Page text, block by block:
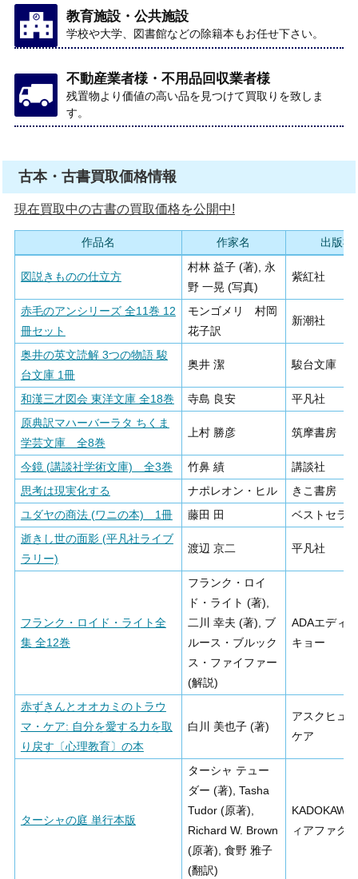
教育施設・公共施設
学校や大学、図書館などの除籍本もお任せ下さい。
不動産業者様・不用品回収業者様
残置物より価値の高い品を見つけて買取りを致しま
す。
古本・古書買取価格情報
現在買取中の古書の買取価格を公開中!
作品名 作家名 出版社
図説きものの仕立方
村林 益子 (著), 永
野 一晃 (写真)
紫紅社
赤毛のアンシリーズ 全11巻 12
冊セット
モンゴメリ 村岡
花子訳
新潮社
奥井の英文読解 3つの物語 駿
台文庫 1冊
奥井 潔 駿台文庫
和漢三才図会 東洋文庫 全18巻 寺島 良安
平凡社
原典訳マハーバーラタ ちくま
学芸文庫 全8巻
上村 勝彦 筑摩書房
今鏡 (講談社学術文庫) 全3巻 竹鼻 績
講談社
思考は現実化する
ナポレオン・ヒル
きこ書房
ユダヤの商法 (ワニの本) 1冊
藤田 田
ベストセラ
逝きし世の面影 (平凡社ライブ
ラリー)
渡辺 京二 平凡社
フランク・ロイド・ライト全
集 全12巻
フランク・ロイ
ド・ライト (著),
二川 幸夫 (著), ブ
ルース・ブルック
ス・ファイファー
(解説)
ADAエディ
キョー
赤ずきんとオオカミのトラウ
マ・ケア: 自分を愛する力を取
り戻す〔心理教育〕の本
白川 美也子 (著)
アスクヒュ
ケア
ターシャの庭 単行本版
ターシャ テュー
ダー (著), Tasha
Tudor (原著),
Richard W. Brown
(原著), 食野 雅子
(翻訳)
ィアファク